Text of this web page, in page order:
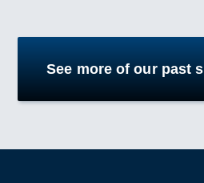
See more of our past